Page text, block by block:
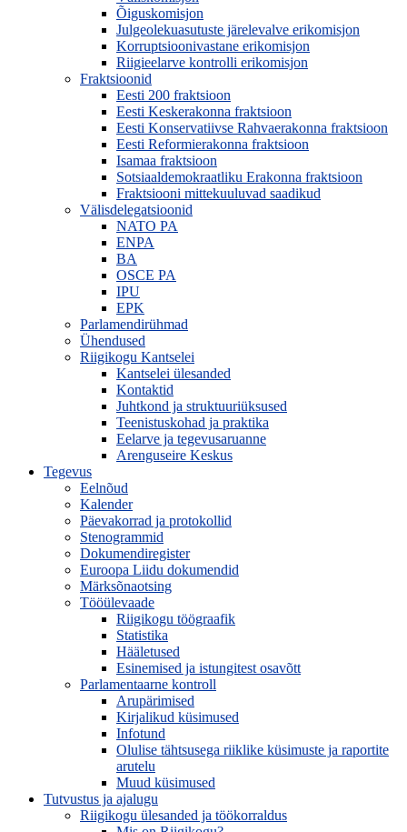
Õiguskomisjon
Julgeolekuasutuste järelevalve erikomisjon
Korruptsioonivastane erikomisjon
Riigieelarve kontrolli erikomisjon
Fraktsioonid
Eesti 200 fraktsioon
Eesti Keskerakonna fraktsioon
Eesti Konservatiivse Rahvaerakonna fraktsioon
Eesti Reformierakonna fraktsioon
Isamaa fraktsioon
Sotsiaaldemokraatliku Erakonna fraktsioon
Fraktsiooni mittekuuluvad saadikud
Välisdelegatsioonid
NATO PA
ENPA
BA
OSCE PA
IPU
EPK
Parlamendirühmad
Ühendused
Riigikogu Kantselei
Kantselei ülesanded
Kontaktid
Juhtkond ja struktuuriüksused
Teenistuskohad ja praktika
Eelarve ja tegevusaruanne
Arenguseire Keskus
Tegevus
Eelnõud
Kalender
Päevakorrad ja protokollid
Stenogrammid
Dokumendiregister
Euroopa Liidu dokumendid
Märksõnaotsing
Tööülevaade
Riigikogu töögraafik
Statistika
Hääletused
Esinemised ja istungitest osavõtt
Parlamentaarne kontroll
Arupärimised
Kirjalikud küsimused
Infotund
Olulise tähtsusega riiklike küsimuste ja raportite
arutelu
Muud küsimused
Tutvustus ja ajalugu
Riigikogu ülesanded ja töökorraldus